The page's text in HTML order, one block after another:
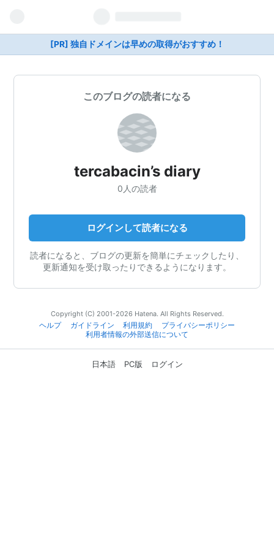
[PR] 独自ドメインは早めの取得がおすすめ！
このブログの読者になる
tercabacin’s diary
0人の読者
ログインして読者になる
読者になると、ブログの更新を簡単にチェックしたり、
更新通知を受け取ったりできるようになります。
Copyright (C) 2001-2026 Hatena. All Rights Reserved.
ヘルプ
ガイドライン 利用規約
プライバシーポリシー
利用者情報の外部送信について
日本語 PC版 ログイン